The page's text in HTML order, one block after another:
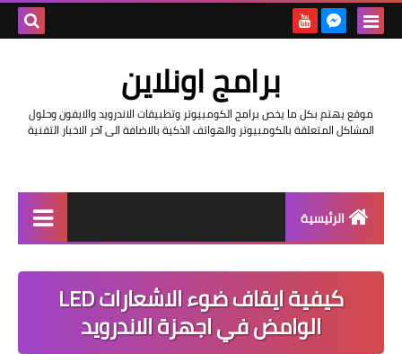
برامج اونلاين
موقع يهتم بكل ما يخص برامج الكومبيوتر وتطبيقات الاندرويد والايفون وحلول
المشاكل المتعلقة بالكومبيوتر والهواتف الذكية بالاضافة الى آخر الاخبار التقنية
الرئيسية
مراجعات
حماية
كيفية ايقاف ضوء الاشعارات LED
الوامض في اجهزة الاندرويد